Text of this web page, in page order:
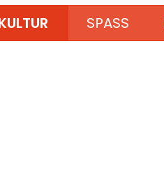
SPASS